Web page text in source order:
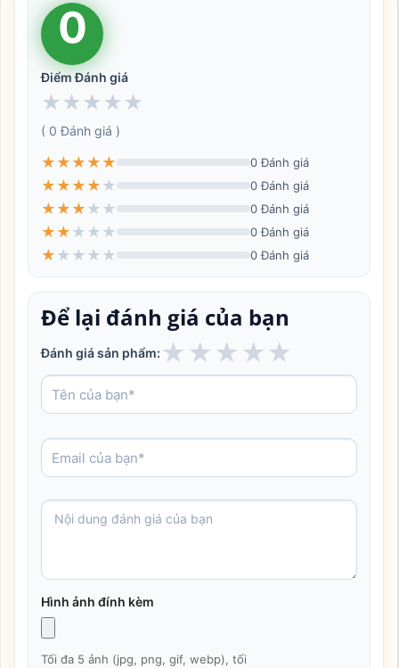
0
Điểm Đánh giá
★ ★ ★ ★ ★
( 0 Đánh giá )
★ ★ ★ ★ ★ 0 Đánh giá
★ ★ ★ ★ ★ 0 Đánh giá
★ ★ ★ ★ ★ 0 Đánh giá
★ ★ ★ ★ ★ 0 Đánh giá
★ ★ ★ ★ ★ 0 Đánh giá
Để lại đánh giá của bạn
Đánh giá sản phẩm: ★ ★ ★ ★★
Hình ảnh đính kèm
Tối đa 5 ảnh (jpg, png, gif, webp), tối